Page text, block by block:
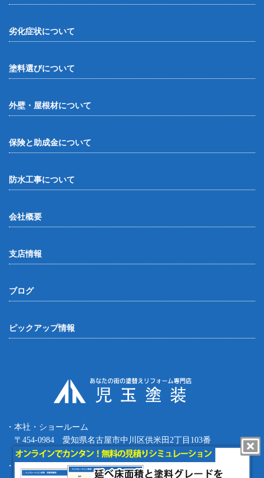
劣化症状について
塗料選びについて
外壁・屋根材について
保険と助成金について
防水工事について
会社概要
支店情報
ブログ
ピックアップ情報
・本社・ショールーム
〒454-0984 愛知県名古屋市中川区供米田2丁目103番
Tel.052-387-8427 Fax.052-387-8497
・四日市支店 〒512-0911 三重県四日市市生桑町270-36